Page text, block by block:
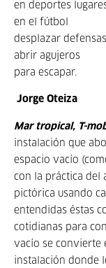
en deportes
en el fútbol
desplazar defensas
abrir agujeros
para escapar.
Jorge Oteiza
Mar tropical, T-
instalación que
espacio vacío
con la práctica del
pictórica usando
entendidas éstas
cotidianas para
vacío se convierte
instalación donde